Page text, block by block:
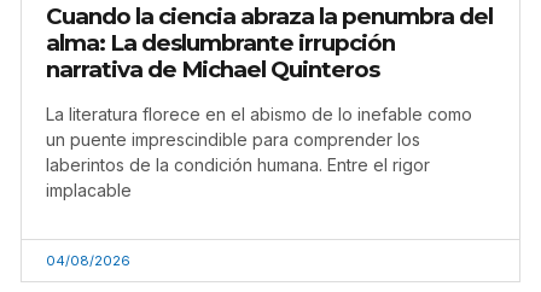
Cuando la ciencia abraza la penumbra del
alma: La deslumbrante irrupción
narrativa de Michael Quinteros
La literatura florece en el abismo de lo inefable como
un puente imprescindible para comprender los
laberintos de la condición humana. Entre el rigor
implacable
04/08/2026